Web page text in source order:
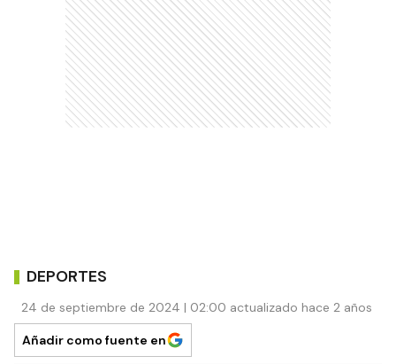
DEPORTES
24 de septiembre de 2024 | 02:00 actualizado hace 2 años
Añadir como fuente en